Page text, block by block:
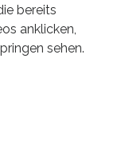
bereits
anklicken,
sehen.